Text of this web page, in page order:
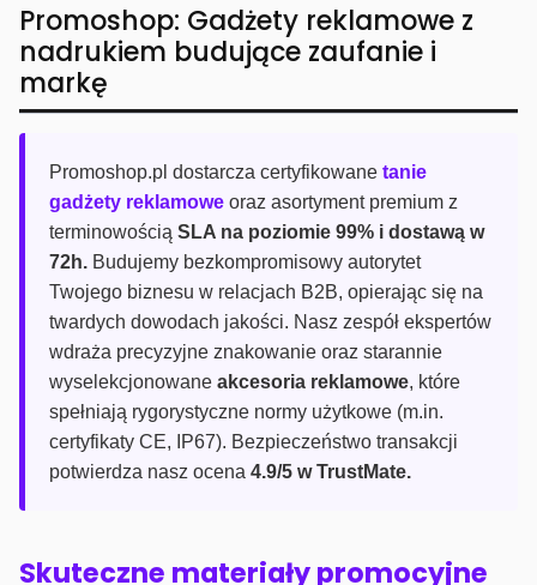
Promoshop: Gadżety reklamowe z
nadrukiem budujące zaufanie i
markę
Promoshop.pl dostarcza certyfikowane tanie
gadżety reklamowe oraz asortyment premium z
terminowością SLA na poziomie 99% i dostawą w
72h. Budujemy bezkompromisowy autorytet
Twojego biznesu w relacjach B2B, opierając się na
twardych dowodach jakości. Nasz zespół ekspertów
wdraża precyzyjne znakowanie oraz starannie
wyselekcjonowane akcesoria reklamowe, które
spełniają rygorystyczne normy użytkowe (m.in.
certyfikaty CE, IP67). Bezpieczeństwo transakcji
potwierdza nasz ocena 4.9/5 w TrustMate.
Skuteczne materiały promocyjne